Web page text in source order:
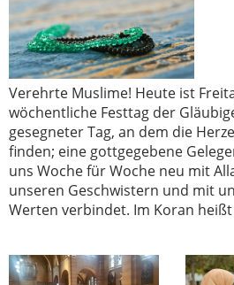
Verehrte Muslime! Heute ist
wöchentliche Festtag der
gesegneter Tag, an dem die
finden; eine gottgegebene
uns Woche für Woche neu mit
unseren Geschwistern und mit
Werten verbindet. Im Koran heißt